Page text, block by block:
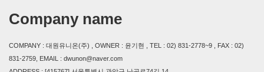
Company name
COMPANY : 대원유니온(주) , OWNER : 윤기현 , TEL : 02) 831-2778~9 , FAX : 02)
831-2759, EMAIL : dwunon@naver.com